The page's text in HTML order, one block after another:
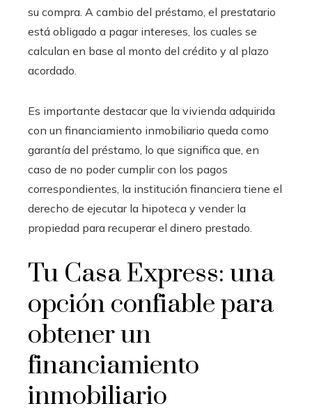
su compra. A cambio del préstamo, el prestatario
está obligado a pagar intereses, los cuales se
calculan en base al monto del crédito y al plazo
acordado.
Es importante destacar que la vivienda adquirida
con un financiamiento inmobiliario queda como
garantía del préstamo, lo que significa que, en
caso de no poder cumplir con los pagos
correspondientes, la institución financiera tiene el
derecho de ejecutar la hipoteca y vender la
propiedad para recuperar el dinero prestado.
Tu Casa Express: una
opción confiable para
obtener un
financiamiento
inmobiliario